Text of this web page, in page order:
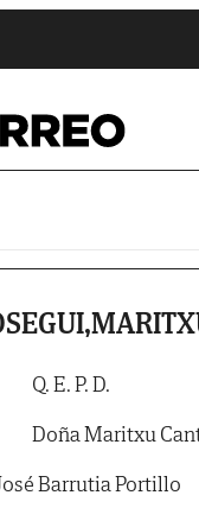
Q. E. P. D.
Doña Maritxu
Barrutia Portillo